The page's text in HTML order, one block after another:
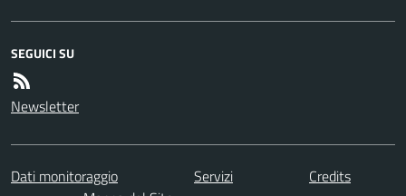
SEGUICI SU
Newsletter
Dati monitoraggio Servizi
Credits